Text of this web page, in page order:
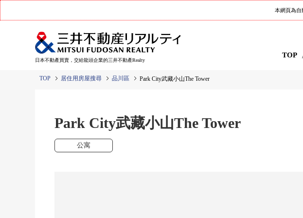
本網頁為自
日本不動產買賣，交給龍頭企業的三井不動產Realty
TOP
TOP 居住用房屋搜尋 品川區 Park City武藏小山The Tower
Park City武藏小山The Tower
公寓